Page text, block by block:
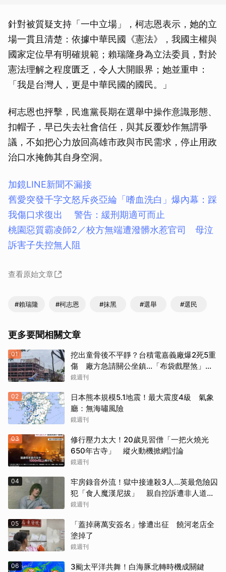
針對被質疑支持「一中立場」，柯志恩表示，她的立
場一貫且清楚：依據中華民國《憲法》，我國主權與
國家定位早有明確規範；賴瑞隆身為立法委員，對於
憲法理解之程度匱乏，令人大開眼界；她並重申：
「我是台灣人，更是中華民國的國民。」
柯志恩也抨擊，民進黨長期在選舉中操作意識形態、
扣帽子，早已失去社會信任，與其反覆炒作無謂爭
議，不如把心力放回高雄市政與市民需求，停止用政
治口水掩飾其自身空洞。
加鏡LINE新聞不漏接
舊愛突發千字文怒斥炎亞綸「嗜血洗白」爆內幕：踩
我傷口求復出 警告：緩刑期適可而止
桃園惡質霸凌師2／校方無端遭潑髒水惹官司 母泣
訴害子失控無人阻
查看原始文章
#賴瑞隆 #柯志恩 #抹黑 #選舉 #選民
更多要聞相關文章
01
挖出童骨後不平靜？台積電嘉義廠爆2死5重
傷 廠方急請關公坐鎮...「布袋戲壓煞」原
因曝光
鏡週刊
02
日本熊本規模5.1地震！最大震度4級 氣象
廳：無海嘯風險
鏡週刊
03
修行壓力太大！20歲見習僧「一把火燒光
650年古寺」 縱火動機掀網討論
鏡週刊
04
牢房錄音外流！獄中接連殺3人...英最危險囚
犯「食人魔漢尼拔」 親自控訴遭非人道對
待
鏡週刊
05
「蓋掉蔣萬安簽名」慘遭出征 饒河老店全
塗掉了
鏡週刊
06 3颱太平洋共舞！白海豚北轉時機成關鍵